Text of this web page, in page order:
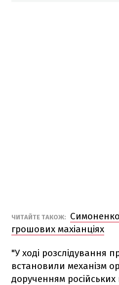
ЧИТАЙТЕ ТАКОЖ:
грошових махіанціях
"У ході розслідування
встановили механізм
дорученням російських